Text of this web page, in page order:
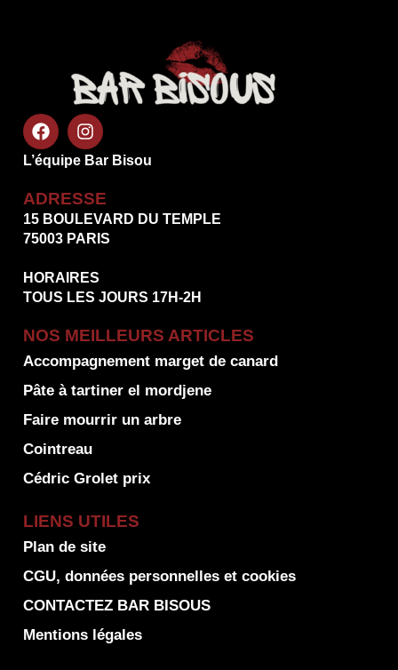
L’équipe Bar Bisou
ADRESSE
15 BOULEVARD DU TEMPLE
75003 PARIS
HORAIRES
TOUS LES JOURS 17H-2H
NOS MEILLEURS ARTICLES
Accompagnement marget de canard
Pâte à tartiner el mordjene
Faire mourrir un arbre
Cointreau
Cédric Grolet prix
LIENS UTILES
Plan de site
CGU, données personnelles et cookies
CONTACTEZ BAR BISOUS
Mentions légales